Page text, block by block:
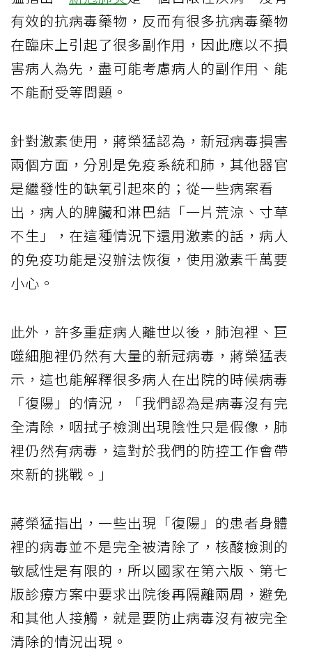
有效的抗病毒藥物，反而有很多抗病毒藥物
在臨床上引起了很多副作用，因此應以不損
害病人為先，盡可能考慮病人的副作用、能
不能耐受等問題。
針對激素使用，蔣榮猛認為，新冠病毒損害
兩個方面，分別是免疫系統和肺，其他器官
是繼發性的缺氧引起來的；從一些病案看
出，病人的脾臟和淋巴結「一片荒涼、寸草
不生」，在這種情況下還用激素的話，病人
的免疫功能是沒辦法恢復，使用激素千萬要
小心。
此外，許多重症病人離世以後，肺泡裡、巨
噬細胞裡仍然有大量的新冠病毒，蔣榮猛表
示，這也能解釋很多病人在出院的時候病毒
「復陽」的情況，「我們認為是病毒沒有完
全清除，咽拭子檢測出現陰性只是假像，肺
裡仍然有病毒，這對於我們的防控工作會帶
來新的挑戰。」
蔣榮猛指出，一些出現「復陽」的患者身體
裡的病毒並不是完全被清除了，核酸檢測的
敏感性是有限的，所以國家在第六版、第七
版診療方案中要求出院後再隔離兩周，避免
和其他人接觸，就是要防止病毒沒有被完全
清除的情況出現。